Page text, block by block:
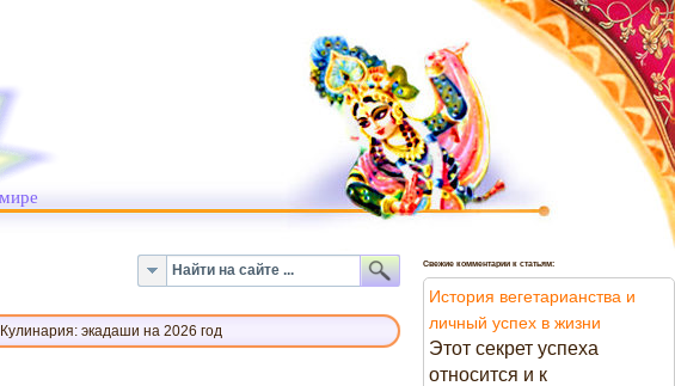
экадаши на 2026 год
Свежие комментарии к статьям:
История вегетарианства и
личный успех в жизни
Этот секрет успеха
относится и к